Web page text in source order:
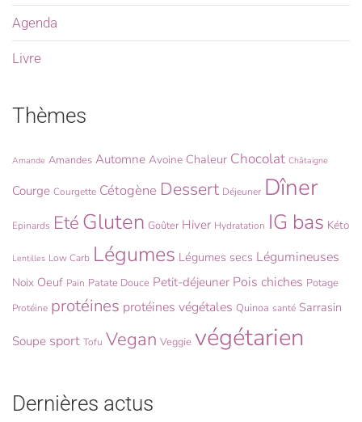
Agenda
Livre
Thèmes
Amande Amandes Automne Avoine Chaleur Chocolat Châtaigne
Courge Courgette Cétogène Dessert Déjeuner Dîner
Epinards Eté Gluten Goûter Hiver Hydratation IG bas Kéto
Lentilles Low Carb Légumes Légumes secs Légumineuses
Noix Oeuf Pain Patate Douce Petit-déjeuner Pois chiches Potage
Protéine protéines protéines végétales Quinoa santé Sarrasin
Soupe sport Tofu Vegan Veggie végétarien
Dernières actus